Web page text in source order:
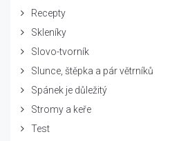
Recepty
Skleníky
Slovo-tvorník
Slunce, štěpka a pár větrníků
Spánek je důležitý
Stromy a keře
Test